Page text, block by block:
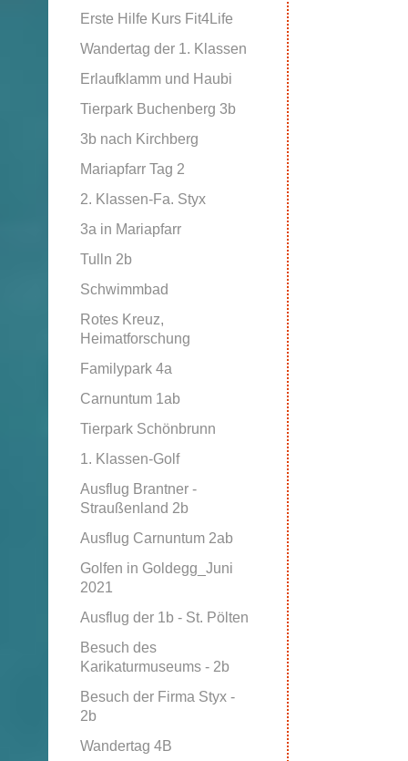
Erste Hilfe Kurs Fit4Life
Wandertag der 1. Klassen
Erlaufklamm und Haubi
Tierpark Buchenberg 3b
3b nach Kirchberg
Mariapfarr Tag 2
2. Klassen-Fa. Styx
3a in Mariapfarr
Tulln 2b
Schwimmbad
Rotes Kreuz,
Heimatforschung
Familypark 4a
Carnuntum 1ab
Tierpark Schönbrunn
1. Klassen-Golf
Ausflug Brantner -
Straußenland 2b
Ausflug Carnuntum 2ab
Golfen in Goldegg_Juni
2021
Ausflug der 1b - St. Pölten
Besuch des
Karikaturmuseums - 2b
Besuch der Firma Styx -
2b
Wandertag 4B